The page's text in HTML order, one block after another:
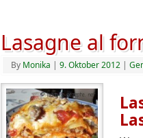
Lasagne al
By Monika | 9. Oktober 2012 |